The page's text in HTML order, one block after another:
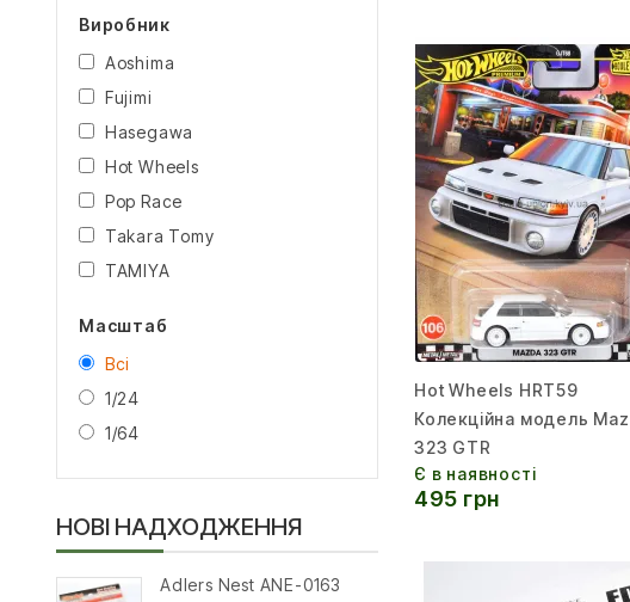
Виробник
Aoshima
Fujimi
Hasegawa
Hot Wheels
Pop Race
Takara Tomy
TAMIYA
Масштаб
Всі
1/24
1/64
НОВІ НАДХОДЖЕННЯ
Adlers Nest ANE-0163
Hot Wheels HRT59
Колекційна модель
323 GTR
Є в наявності
495 грн